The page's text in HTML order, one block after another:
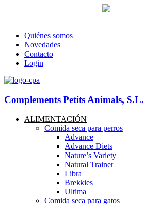
Quiénes somos
Novedades
Contacto
Login
Complements Petits Animals, S.L.
ALIMENTACIÓN
Comida seca para perros
Advance
Advance Diets
Nature’s Variety
Natural Trainer
Libra
Brekkies
Ultima
Comida seca para gatos